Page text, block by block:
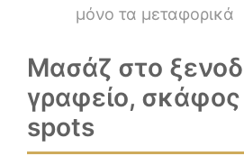
μόνο τα μεταφορικά
Μασάζ στο
γραφείο,
spots